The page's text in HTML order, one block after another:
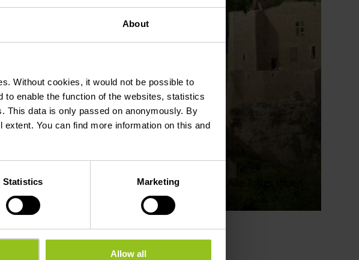
About
Without cookies, it would not be possible to
to enable the function of the websites, statistics
This data is only passed on anonymously. By
You can find more information on this and
Statistics Marketing
Allow all
© Marc Siebenaler